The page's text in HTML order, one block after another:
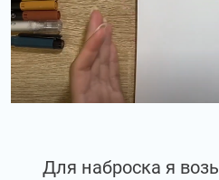
Для наброска я